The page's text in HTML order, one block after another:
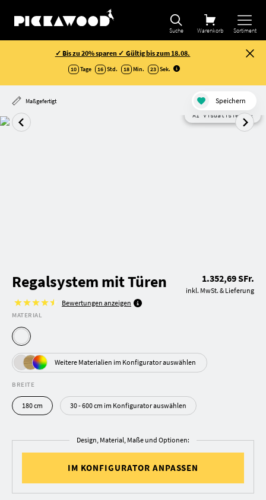
Suche Warenkorb Sortiment
✓ Bis zu 20% sparen ✓ Gültig bis zum 18.08.
10 Tage 16 Std. 18 Min. 22 Sek.
Maßgefertigt Speichern
AI Visualisierung
Regalsystem mit Türen
Bewertungen anzeigen
1.352,69 SFr.
inkl. MwSt. & Lieferung
MATERIAL
Weitere Materialien im Konfigurator auswählen
BREITE
180 cm 30 - 600 cm im Konfigurator auswählen
Design, Material, Maße und Optionen:
IM KONFIGURATOR ANPASSEN